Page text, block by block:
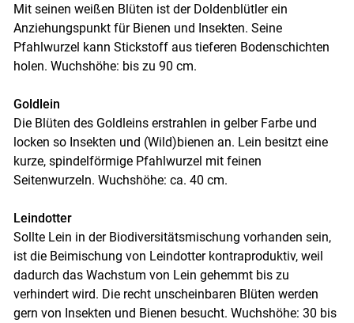
Mit seinen weißen Blüten ist der Doldenblütler ein
Anziehungspunkt für Bienen und Insekten. Seine
Pfahlwurzel kann Stickstoff aus tieferen Bodenschichten
holen. Wuchshöhe: bis zu 90 cm.
Goldlein
Die Blüten des Goldleins erstrahlen in gelber Farbe und
locken so Insekten und (Wild)bienen an. Lein besitzt eine
kurze, spindelförmige Pfahlwurzel mit feinen
Seitenwurzeln. Wuchshöhe: ca. 40 cm.
Leindotter
Sollte Lein in der Biodiversitätsmischung vorhanden sein,
ist die Beimischung von Leindotter kontraproduktiv, weil
dadurch das Wachstum von Lein gehemmt bis zu
verhindert wird. Die recht unscheinbaren Blüten werden
gern von Insekten und Bienen besucht. Wuchshöhe: 30 bis